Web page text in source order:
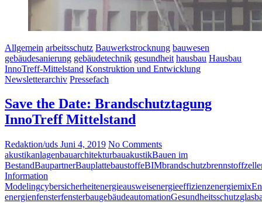
Allgemein arbeitsschutz Bauwerkstrocknung bauwesen
gebäudesanierung gebäudetechnik gesundheit hausbau Hausbau
InnoTreff-Mittelstand Konstruktion und Entwicklung
Newsletterarchiv Pressefach
Save the Date: Brandschutztagung
InnoTreff Mittelstand
Redaktion/uds Juni 4, 2019 No Comments
akustikanlagenbauarchitekturbauakustikBauen im
BestandBaupartnerBauplattebaustoffeBIMbrandschutz
Information
Modelingcybersicherheitenergieausweisenergieeffizienzenergiemix
energienfensterfensterbaugebäudeautomationGesundheitsschutz